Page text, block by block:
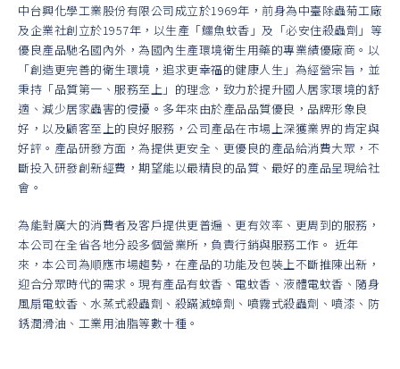
中台興化學工業股份有限公司成立於1969年，前身為中臺除蟲菊工廠
及企業社創立於1957年，以生產「鱷魚蚊香」及「必安住殺蟲劑」等
優良產品馳名國內外，為國內生產環境衛生用藥的專業績優廠商。以
「創造更完善的衛生環境，追求更幸福的健康人生」為經營宗旨，並
秉持「品質第一、服務至上」的理念，致力於提升國人居家環境的舒
適、減少居家蟲害的侵擾。多年來由於產品品質優良，品牌形象良
好，以及顧客至上的良好服務，公司產品在市場上深獲業界的肯定與
好評。產品研發方面，為提供更安全、更優良的產品給消費大眾，不
斷投入研發創新經費，期望能以最精良的品質、最好的產品呈現給社
會。
為能對廣大的消費者及客戶提供更普遍、更有效率、更周到的服務，
本公司在全省各地分設多個營業所，負責行銷與服務工作。 近年
來，本公司為順應市場趨勢，在產品的功能及包裝上不斷推陳出新，
迎合分眾時代的需求。現有產品有蚊香、電蚊香、液體電蚊香、隨身
風扇電蚊香、水蒸式殺蟲劑、殺蹣滅蟑劑、噴霧式殺蟲劑、噴漆、防
銹潤滑油、工業用油脂等數十種。